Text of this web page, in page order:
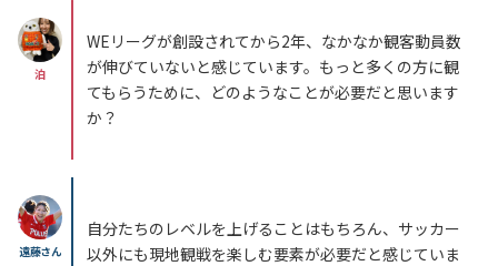
泊
WEリーグが創設されてから2年、なかなか観客動員数
が伸びていないと感じています。もっと多くの方に観
てもらうために、どのようなことが必要だと思います
か？
遠藤さん
自分たちのレベルを上げることはもちろん、サッカー
以外にも現地観戦を楽しむ要素が必要だと感じていま